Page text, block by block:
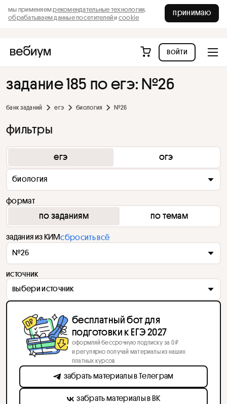
мы применяемрекомендательные технологии,
обрабатываем данные посетителейи cookie
принимаю
войти
задание 185 по егэ: №26
банк заданий егэ биология №26
фильтры
егэ огэ
биология
формат
по заданиям по темам
задания из КИМсбросить всё
№26
источник
выбери источник
бесплатный бот для
подготовки к ЕГЭ 2027
оформляй бессрочную подписку за 0 ₽
и регулярно получай материалы из наших
платных курсов
забрать материалы в Телеграм
забрать материалы в ВК